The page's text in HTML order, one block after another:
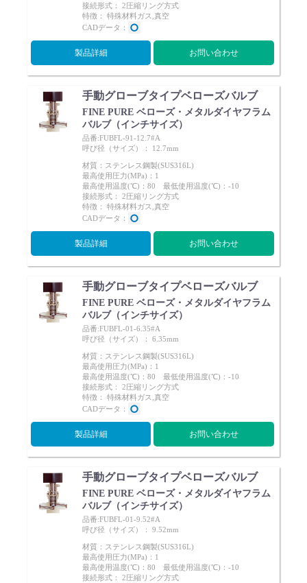
接続形式： 2圧縮リング方式
特徴： 特殊材料ガス,真空
CADデータ：
製品詳細 お問い合わせ
手動グローブタイプベローズバルブ
FINE PURE ベローズ・メタルダイヤフラム
バルブ（インチサイズ）
品番:FUBFL-91-12.7#A
呼び径（サイズ）： 12.7mm
材質：ステンレス鋼製(SUS316L)
最高使用圧力(MPa)：1
最高使用温度(℃)：80 最低使用温度(℃)：-10
接続形式： 2圧縮リング方式
特徴： 特殊材料ガス,真空
CADデータ：
製品詳細 お問い合わせ
手動グローブタイプベローズバルブ
FINE PURE ベローズ・メタルダイヤフラム
バルブ（インチサイズ）
品番:FUBFL-01-6.35#A
呼び径（サイズ）： 6.35mm
材質：ステンレス鋼製(SUS316L)
最高使用圧力(MPa)：1
最高使用温度(℃)：80 最低使用温度(℃)：-10
接続形式： 2圧縮リング方式
特徴： 特殊材料ガス,真空
CADデータ：
製品詳細 お問い合わせ
手動グローブタイプベローズバルブ
FINE PURE ベローズ・メタルダイヤフラム
バルブ（インチサイズ）
品番:FUBFL-01-9.52#A
呼び径（サイズ）： 9.52mm
材質：ステンレス鋼製(SUS316L)
最高使用圧力(MPa)：1
最高使用温度(℃)：80 最低使用温度(℃)：-10
接続形式： 2圧縮リング方式